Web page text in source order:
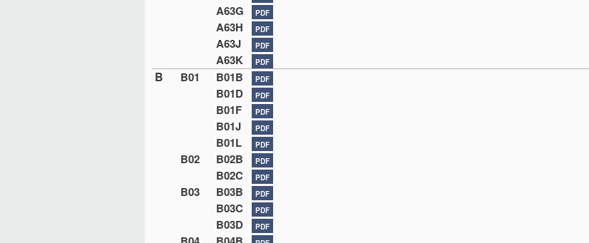
A63G PDF
A63H PDF
A63J PDF
A63K PDF
B B01 B01B PDF
B01D PDF
B01F PDF
B01J PDF
B01L PDF
B02 B02B PDF
B02C PDF
B03 B03B PDF
B03C PDF
B03D PDF